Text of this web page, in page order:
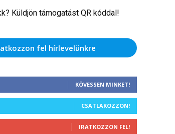
Küldjön támogatást QR kóddal!
fel hírlevelünkre
KÖVESSEN MINKET!
CSATLAKOZZON!
IRATKOZZON FEL!